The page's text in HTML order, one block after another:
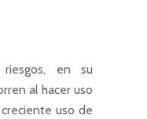
en su
al hacer uso
uso de